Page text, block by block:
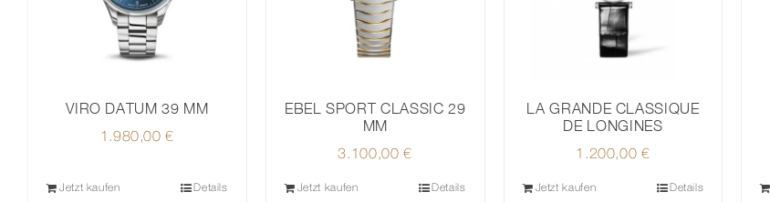
VIRO DATUM 39 MM
1.980,00€
Jetzt kaufen Details
EBEL SPORT CLASSIC 29
MM
3.100,00€
Jetzt kaufen Details
LA GRANDE CLASSIQUE
DE LONGINES
1.200,00€
Jetzt kaufen Details